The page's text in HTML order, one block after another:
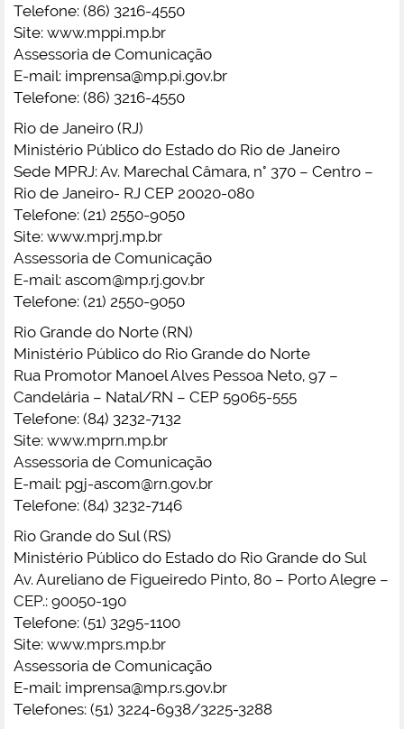
Telefone: (86) 3216-4550
Site: www.mppi.mp.br
Assessoria de Comunicação
E-mail: imprensa@mp.pi.gov.br
Telefone: (86) 3216-4550
Rio de Janeiro (RJ)
Ministério Público do Estado do Rio de Janeiro
Sede MPRJ: Av. Marechal Câmara, n° 370 – Centro –
Rio de Janeiro- RJ CEP 20020-080
Telefone: (21) 2550-9050
Site: www.mprj.mp.br
Assessoria de Comunicação
E-mail: ascom@mp.rj.gov.br
Telefone: (21) 2550-9050
Rio Grande do Norte (RN)
Ministério Público do Rio Grande do Norte
Rua Promotor Manoel Alves Pessoa Neto, 97 –
Candelária – Natal/RN – CEP 59065-555
Telefone: (84) 3232-7132
Site: www.mprn.mp.br
Assessoria de Comunicação
E-mail: pgj-ascom@rn.gov.br
Telefone: (84) 3232-7146
Rio Grande do Sul (RS)
Ministério Público do Estado do Rio Grande do Sul
Av. Aureliano de Figueiredo Pinto, 80 – Porto Alegre –
CEP.: 90050-190
Telefone: (51) 3295-1100
Site: www.mprs.mp.br
Assessoria de Comunicação
E-mail: imprensa@mp.rs.gov.br
Telefones: (51) 3224-6938/3225-3288